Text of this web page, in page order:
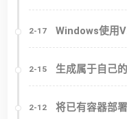
2-17 Windows使用
2-15 生成属于自己
2-12 将已有容器部